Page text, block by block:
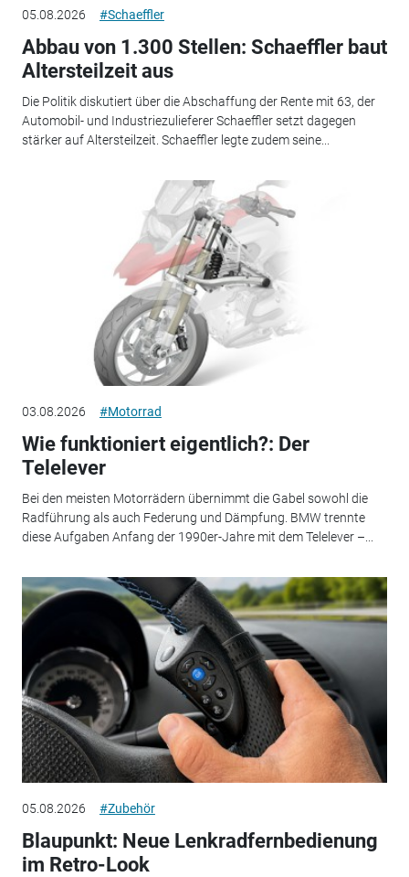
05.08.2026 #Schaeffler
Abbau von 1.300 Stellen: Schaeffler baut
Altersteilzeit aus
Die Politik diskutiert über die Abschaffung der Rente mit 63, der
Automobil- und Industriezulieferer Schaeffler setzt dagegen
stärker auf Altersteilzeit. Schaeffler legte zudem seine...
03.08.2026 #Motorrad
Wie funktioniert eigentlich?: Der
Telelever
Bei den meisten Motorrädern übernimmt die Gabel sowohl die
Radführung als auch Federung und Dämpfung. BMW trennte
diese Aufgaben Anfang der 1990er-Jahre mit dem Telelever –...
05.08.2026 #Zubehör
Blaupunkt: Neue Lenkradfernbedienung
im Retro-Look